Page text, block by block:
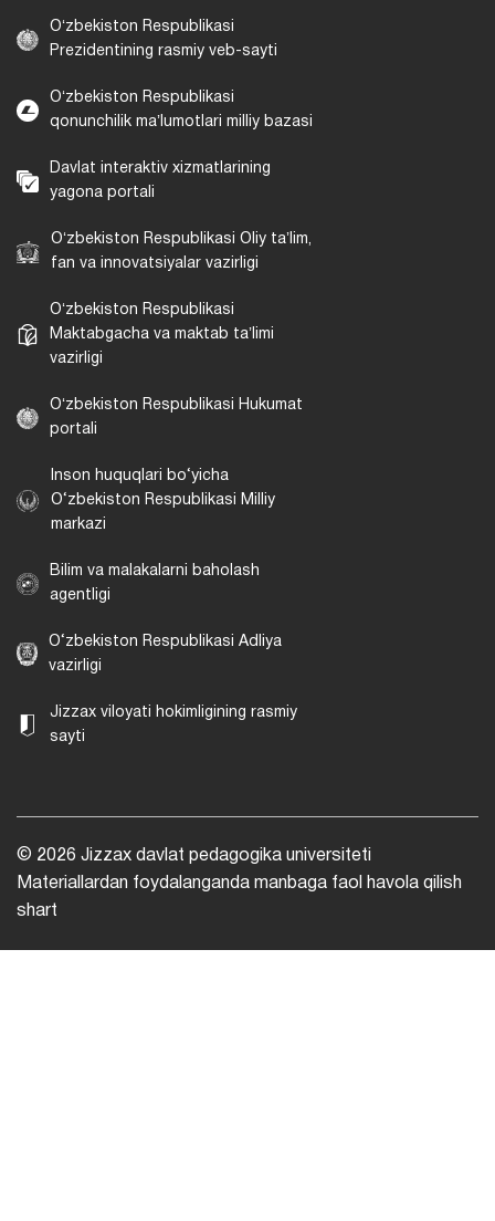
Oʻzbekiston Respublikasi
Prezidentining rasmiy veb-sayti
Oʻzbekiston Respublikasi
qonunchilik maʼlumotlari milliy bazasi
Davlat interaktiv xizmatlarining
yagona portali
Oʻzbekiston Respublikasi Oliy taʼlim,
fan va innovatsiyalar vazirligi
Oʻzbekiston Respublikasi
Maktabgacha va maktab taʼlimi
vazirligi
Oʻzbekiston Respublikasi Hukumat
portali
Inson huquqlari bo‘yicha
O‘zbekiston Respublikasi Milliy
markazi
Bilim va malakalarni baholash
agentligi
O‘zbekiston Respublikasi Adliya
vazirligi
Jizzax viloyati hokimligining rasmiy
sayti
© 2026 Jizzax davlat pedagogika universiteti
Materiallardan foydalanganda manbaga faol havola qilish
shart